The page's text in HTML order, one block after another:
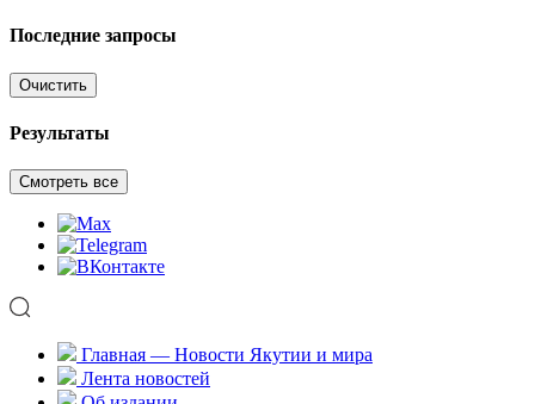
Последние запросы
Очистить
Результаты
Смотреть все
Главная — Новости Якутии и мира
Лента новостей